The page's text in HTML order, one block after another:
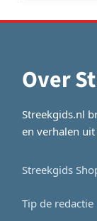
Over
Streekgids.nl
en verhalen uit
Streekgids
Tip de redactie